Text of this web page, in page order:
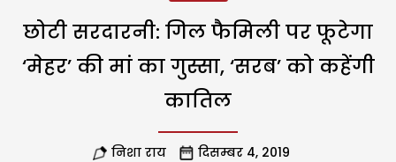
छोटी सरदारनी: गिल फैमिली पर फूटेगा
‘मेहर’ की मां का गुस्सा, ‘सरब’ को कहेंगी
कातिल
निशा राय दिसम्बर 4, 2019